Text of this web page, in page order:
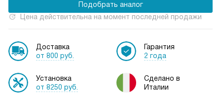
Подобрать аналог
Цена действительна на момент последней продажи
Доставка
от 800 руб.
Установка
от 8250 руб.
Гарантия
2 года
Сделано в
Италии